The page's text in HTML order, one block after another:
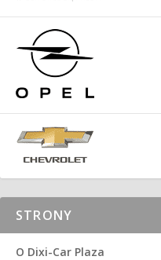
STRONY
O Dixi-Car Plaza